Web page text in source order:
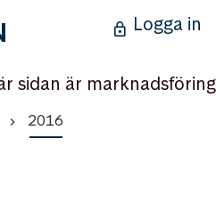
Logga in
sidan är marknadsföring
2016